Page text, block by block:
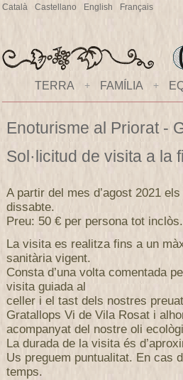
Català Castellano English Français
TERRA + FAMÍLIA +
Enoturisme al Priorat -
Sol·licitud de visita a la
A partir del mes d’agost 2021
dissabte.
Preu: 50 € per persona tot inclòs.
La visita es realitza fins a un
sanitària vigent.
Consta d’una volta comentada
visita guiada al
celler i el tast dels nostres
Gratallops Vi de Vila Rosat i
acompanyat del nostre oli
La durada de la visita és
Us preguem puntualitat. En cas
temps.